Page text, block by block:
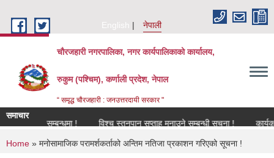
English
नेपाली
चौरजहारी नगरपालिका, नगर कार्यपालिकाको कार्यालय,
रुकुम (पश्चिम), कर्णाली प्रदेश, नेपाल
“ समृद्ध चौरजहारी : जनउत्तरदायी सरकार "
समाचार
नविकरण सम्बन्धमा !
विश्च स्तनपान सप्ताह मनाउने सम्बन्धी सूचना !
You are here
Home » मनोसामाजिक परामर्शकर्ताको अन्तिम नतिजा प्रकाशन गरिएको सूचना !